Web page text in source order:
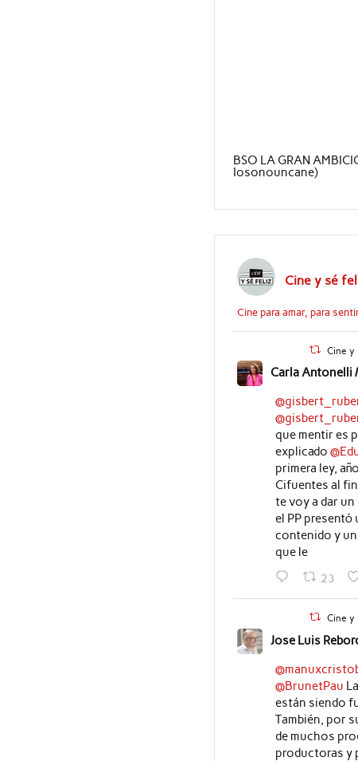
BSO LA GRAN
Iosonouncane)
Cine y sé
Cine para amar, para
Cine y
Carla Antonelli /
que mentir es
explicado
primera ley,
Cifuentes al
te voy a dar un
el PP presentó
contenido y
que le
23
Cine y
Jose Luis
@BrunetPau
están siendo
También, por
de muchos
productoras y